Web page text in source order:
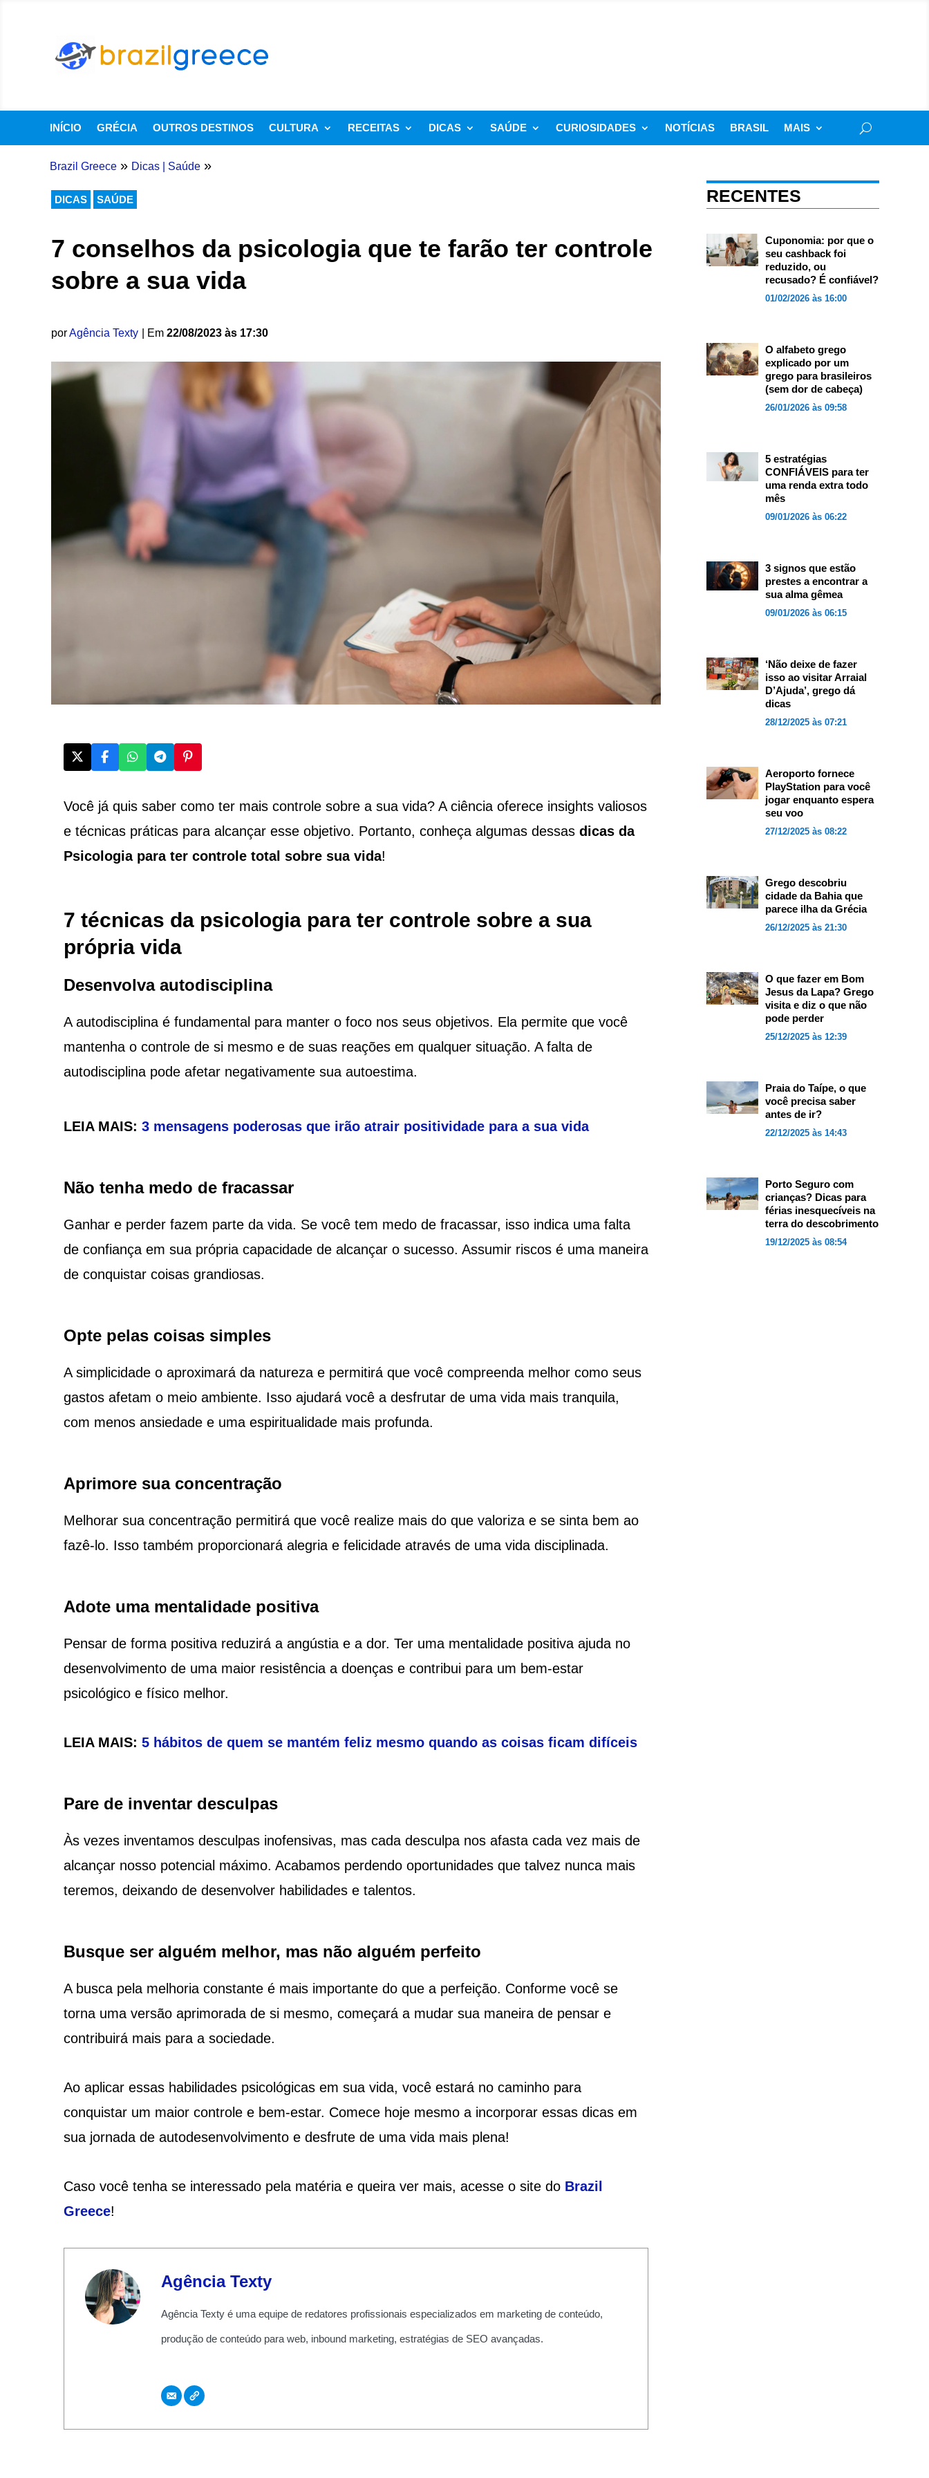
INÍCIO GRÉCIA OUTROS DESTINOS CULTURA RECEITAS DICAS SAÚDE CURIOSIDADES NOTÍCIAS BRASIL MAIS
Brazil Greece » Dicas| Saúde »
DICAS SAÚDE
7 conselhos da psicologia que te farão ter controle
sobre a sua vida
porAgência Texty | Em 22/08/2023 às 17:30
Você já quis saber como ter mais controle sobre a sua vida? A ciência oferece insights valiosos
e técnicas práticas para alcançar esse objetivo. Portanto, conheça algumas dessas dicas da
Psicologia para ter controle total sobre sua vida!
7 técnicas da psicologia para ter controle sobre a sua
própria vida
Desenvolva autodisciplina
A autodisciplina é fundamental para manter o foco nos seus objetivos. Ela permite que você
mantenha o controle de si mesmo e de suas reações em qualquer situação. A falta de
autodisciplina pode afetar negativamente sua autoestima.
LEIA MAIS: 3 mensagens poderosas que irão atrair positividade para a sua vida
Não tenha medo de fracassar
Ganhar e perder fazem parte da vida. Se você tem medo de fracassar, isso indica uma falta
de confiança em sua própria capacidade de alcançar o sucesso. Assumir riscos é uma maneira
de conquistar coisas grandiosas.
Opte pelas coisas simples
A simplicidade o aproximará da natureza e permitirá que você compreenda melhor como seus
gastos afetam o meio ambiente. Isso ajudará você a desfrutar de uma vida mais tranquila,
com menos ansiedade e uma espiritualidade mais profunda.
Aprimore sua concentração
Melhorar sua concentração permitirá que você realize mais do que valoriza e se sinta bem ao
fazê-lo. Isso também proporcionará alegria e felicidade através de uma vida disciplinada.
Adote uma mentalidade positiva
Pensar de forma positiva reduzirá a angústia e a dor. Ter uma mentalidade positiva ajuda no
desenvolvimento de uma maior resistência a doenças e contribui para um bem-estar
psicológico e físico melhor.
LEIA MAIS: 5 hábitos de quem se mantém feliz mesmo quando as coisas ficam difíceis
Pare de inventar desculpas
Às vezes inventamos desculpas inofensivas, mas cada desculpa nos afasta cada vez mais de
alcançar nosso potencial máximo. Acabamos perdendo oportunidades que talvez nunca mais
teremos, deixando de desenvolver habilidades e talentos.
Busque ser alguém melhor, mas não alguém perfeito
A busca pela melhoria constante é mais importante do que a perfeição. Conforme você se
torna uma versão aprimorada de si mesmo, começará a mudar sua maneira de pensar e
contribuirá mais para a sociedade.
Ao aplicar essas habilidades psicológicas em sua vida, você estará no caminho para
conquistar um maior controle e bem-estar. Comece hoje mesmo a incorporar essas dicas em
sua jornada de autodesenvolvimento e desfrute de uma vida mais plena!
Caso você tenha se interessado pela matéria e queira ver mais, acesse o site do Brazil
Greece!
Agência Texty
Agência Texty é uma equipe de redatores profissionais especializados em marketing de conteúdo,
produção de conteúdo para web, inbound marketing, estratégias de SEO avançadas.
RECENTES
Cuponomia: por que o
seu cashback foi
reduzido, ou
recusado? É confiável?
01/02/2026 às 16:00
O alfabeto grego
explicado por um
grego para brasileiros
(sem dor de cabeça)
26/01/2026 às 09:58
5 estratégias
CONFIÁVEIS para ter
uma renda extra todo
mês
09/01/2026 às 06:22
3 signos que estão
prestes a encontrar a
sua alma gêmea
09/01/2026 às 06:15
‘Não deixe de fazer
isso ao visitar Arraial
D’Ajuda’, grego dá
dicas
28/12/2025 às 07:21
Aeroporto fornece
PlayStation para você
jogar enquanto espera
seu voo
27/12/2025 às 08:22
Grego descobriu
cidade da Bahia que
parece ilha da Grécia
26/12/2025 às 21:30
O que fazer em Bom
Jesus da Lapa? Grego
visita e diz o que não
pode perder
25/12/2025 às 12:39
Praia do Taípe, o que
você precisa saber
antes de ir?
22/12/2025 às 14:43
Porto Seguro com
crianças? Dicas para
férias inesquecíveis na
terra do descobrimento
19/12/2025 às 08:54